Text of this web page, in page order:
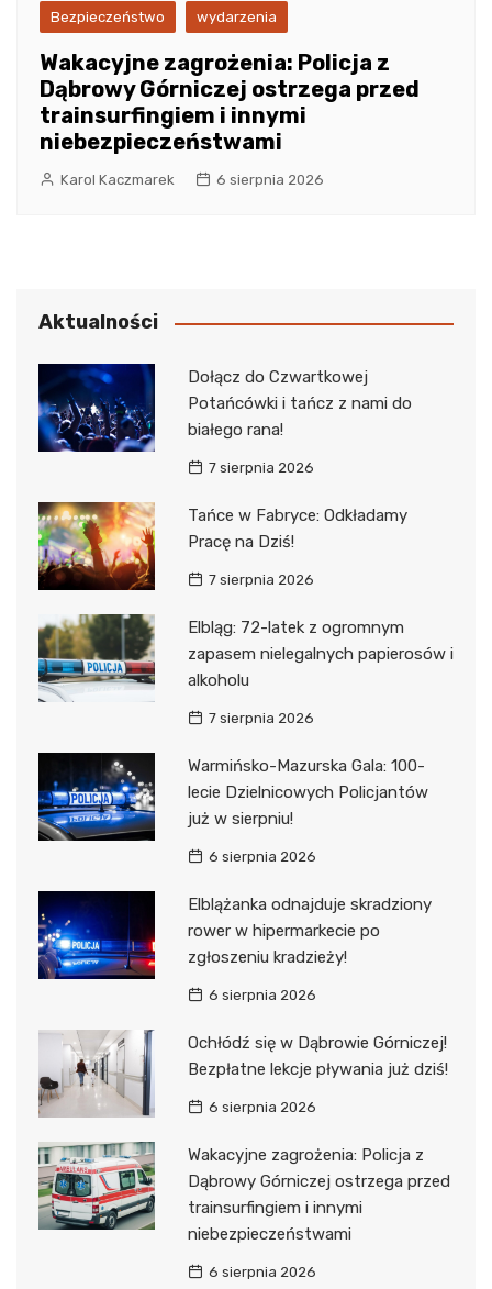
Bezpieczeństwo wydarzenia
Wakacyjne zagrożenia: Policja z
Dąbrowy Górniczej ostrzega przed
trainsurfingiem i innymi
niebezpieczeństwami
Karol Kaczmarek 6 sierpnia 2026
Aktualności
Dołącz do Czwartkowej
Potańcówki i tańcz z nami do
białego rana!
7 sierpnia 2026
Tańce w Fabryce: Odkładamy
Pracę na Dziś!
7 sierpnia 2026
Elbląg: 72-latek z ogromnym
zapasem nielegalnych papierosów i
alkoholu
7 sierpnia 2026
Warmińsko-Mazurska Gala: 100-
lecie Dzielnicowych Policjantów
już w sierpniu!
6 sierpnia 2026
Elblążanka odnajduje skradziony
rower w hipermarkecie po
zgłoszeniu kradzieży!
6 sierpnia 2026
Ochłódź się w Dąbrowie Górniczej!
Bezpłatne lekcje pływania już dziś!
6 sierpnia 2026
Wakacyjne zagrożenia: Policja z
Dąbrowy Górniczej ostrzega przed
trainsurfingiem i innymi
niebezpieczeństwami
6 sierpnia 2026